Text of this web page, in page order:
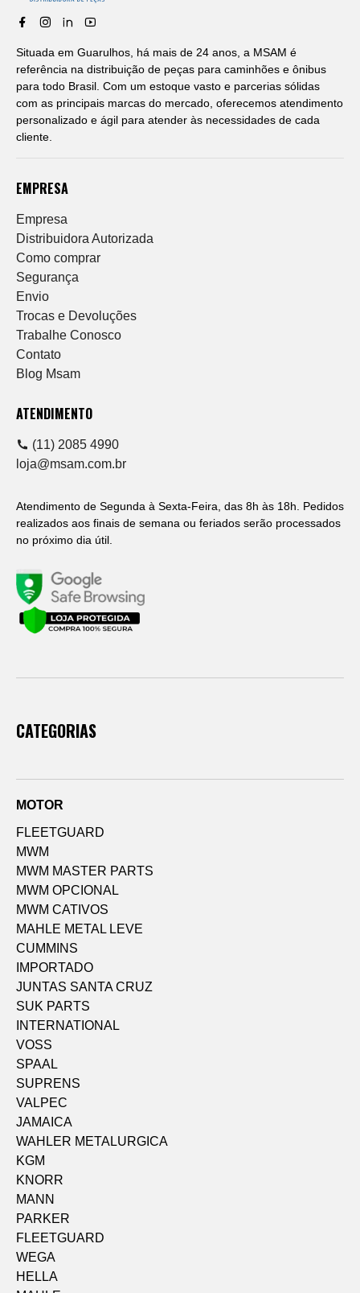
Situada em Guarulhos, há mais de 24 anos, a MSAM é
referência na distribuição de peças para caminhões e ônibus
para todo Brasil. Com um estoque vasto e parcerias sólidas
com as principais marcas do mercado, oferecemos atendimento
personalizado e ágil para atender às necessidades de cada
cliente.
EMPRESA
Empresa
Distribuidora Autorizada
Como comprar
Segurança
Envio
Trocas e Devoluções
Trabalhe Conosco
Contato
Blog Msam
ATENDIMENTO
(11) 2085 4990
loja@msam.com.br
Atendimento de Segunda à Sexta-Feira, das 8h às 18h. Pedidos
realizados aos finais de semana ou feriados serão processados
no próximo dia útil.
CATEGORIAS
MOTOR
FLEETGUARD
MWM
MWM MASTER PARTS
MWM OPCIONAL
MWM CATIVOS
MAHLE METAL LEVE
CUMMINS
IMPORTADO
JUNTAS SANTA CRUZ
SUK PARTS
INTERNATIONAL
VOSS
SPAAL
SUPRENS
VALPEC
JAMAICA
WAHLER METALURGICA
KGM
KNORR
MANN
PARKER
FLEETGUARD
WEGA
HELLA